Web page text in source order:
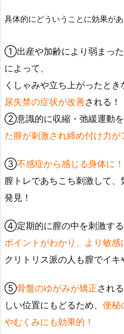
具体的にどういうことに効果があ
①出産や加齢により弱まった
によって、
くしゃみや立ち上がったと
尿失禁の症状が改善される！
②意識的に収縮・弛緩運動を
た膣が刺激され締め付け力が
③不感症から感じる身体に！
膣トレであちこち刺激して
発見！
④定期的に膣の中を刺激する
ポイントがわかり、より敏感
クリトリス派の人も膣でイキ
⑤骨盤のゆがみが矯正され
しい位置にもどるため、 便秘
やむくみにも効果的！